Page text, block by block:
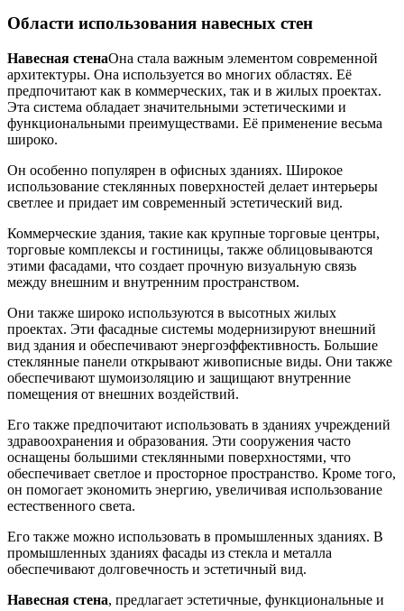
Области использования навесных стен
Навесная стенаОна стала важным элементом современной
архитектуры. Она используется во многих областях. Её
предпочитают как в коммерческих, так и в жилых проектах.
Эта система обладает значительными эстетическими и
функциональными преимуществами. Её применение весьма
широко.
Он особенно популярен в офисных зданиях. Широкое
использование стеклянных поверхностей делает интерьеры
светлее и придает им современный эстетический вид.
Коммерческие здания, такие как крупные торговые центры,
торговые комплексы и гостиницы, также облицовываются
этими фасадами, что создает прочную визуальную связь
между внешним и внутренним пространством.
Они также широко используются в высотных жилых
проектах. Эти фасадные системы модернизируют внешний
вид здания и обеспечивают энергоэффективность. Большие
стеклянные панели открывают живописные виды. Они также
обеспечивают шумоизоляцию и защищают внутренние
помещения от внешних воздействий.
Его также предпочитают использовать в зданиях учреждений
здравоохранения и образования. Эти сооружения часто
оснащены большими стеклянными поверхностями, что
обеспечивает светлое и просторное пространство. Кроме того,
он помогает экономить энергию, увеличивая использование
естественного света.
Его также можно использовать в промышленных зданиях. В
промышленных зданиях фасады из стекла и металла
обеспечивают долговечность и эстетичный вид.
Навесная стена, предлагает эстетичные, функциональные и